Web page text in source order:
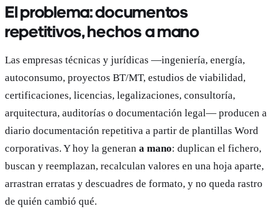
El problema: documentos
repetitivos, hechos a mano
Las empresas técnicas y jurídicas —ingeniería, energía,
autoconsumo, proyectos BT/MT, estudios de viabilidad,
certificaciones, licencias, legalizaciones, consultoría,
arquitectura, auditorías o documentación legal— producen a
diario documentación repetitiva a partir de plantillas Word
corporativas. Y hoy la generan a mano: duplican el fichero,
buscan y reemplazan, recalculan valores en una hoja aparte,
arrastran erratas y descuadres de formato, y no queda rastro
de quién cambió qué.